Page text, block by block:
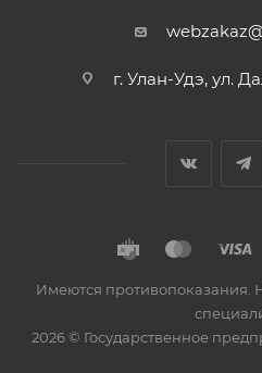
г. Улан-Удэ, ул.
Имеются противопоказания.
2026 © Государственное